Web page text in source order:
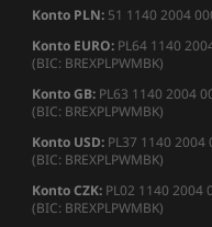
Konto PLN: 51 1140 2004
Konto EURO: PL64 1140
(BIC: BREXPLPWMBK)
Konto GB: PL63 1140 2004
(BIC: BREXPLPWMBK)
Konto USD: PL37 1140 2004
(BIC: BREXPLPWMBK)
Konto CZK: PL02 1140 2004
(BIC: BREXPLPWMBK)